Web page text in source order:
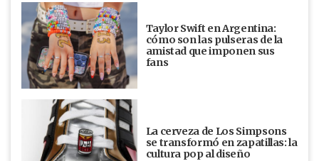
Taylor Swift en Argentina:
cómo son las pulseras de la
amistad que imponen sus
fans
La cerveza de Los Simpsons
se transformó en zapatillas: la
cultura pop al diseño